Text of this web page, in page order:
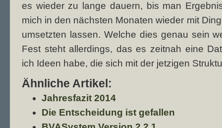
es wieder zu lange dauern, bis man
mich in den nächsten Monaten wieder mit
umsetzten lassen. Welche dies genau sein
Fest steht allerdings, das es zeitnah eine
ich Ideen habe, die sich mit der jetzigen
Ähnliche Artikel:
Jahresfazit 2014
Die Entscheidung ist gefallen